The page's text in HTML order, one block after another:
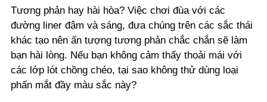
Tương phản hay hài hòa? Việc chơi đùa với các
đường liner đậm và sáng, đưa chúng trên các sắc thái
khác tạo nên ấn tượng tương phản chắc chắn sẽ làm
bạn hài lòng. Nếu bạn không cảm thấy thoải mái với
các lớp lót chồng chéo, tại sao không thử dùng loại
phấn mắt đầy màu sắc này?